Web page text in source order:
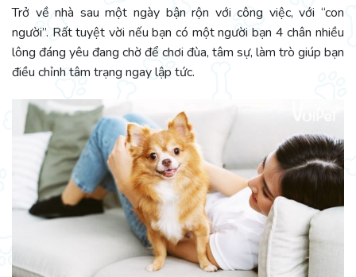
Trở về nhà sau một ngày bận rộn với công việc, với “con
người”. Rất tuyệt vời nếu bạn có một người bạn 4 chân nhiều
lông đáng yêu đang chờ để chơi đùa, tâm sự, làm trò giúp bạn
điều chỉnh tâm trạng ngay lập tức.